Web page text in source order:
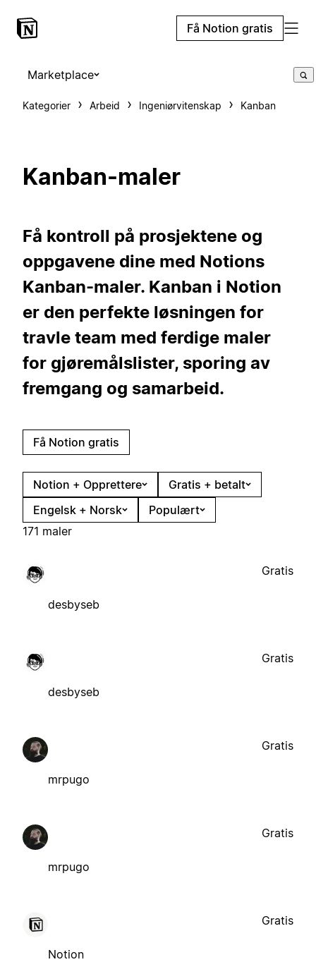
Få Notion gratis
Marketplace
Kategorier Arbeid Ingeniørvitenskap Kanban
Kanban-maler
Få kontroll på prosjektene og
oppgavene dine med Notions
Kanban-maler. Kanban i Notion
er den perfekte løsningen for
travle team med ferdige maler
for gjøremålslister, sporing av
fremgang og samarbeid.
Få Notion gratis
Notion + Opprettere
Gratis + betalt
Engelsk + Norsk
Populært
171 maler
desbyseb
Gratis
desbyseb
Gratis
mrpugo
Gratis
mrpugo
Gratis
Notion
Gratis